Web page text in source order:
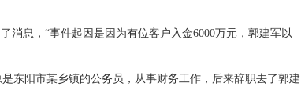
消息，“事件起因是因为有位客户入金6000万元，郭建军以
东阳市某乡镇的公务员，从事财务工作，后来辞职去了郭建